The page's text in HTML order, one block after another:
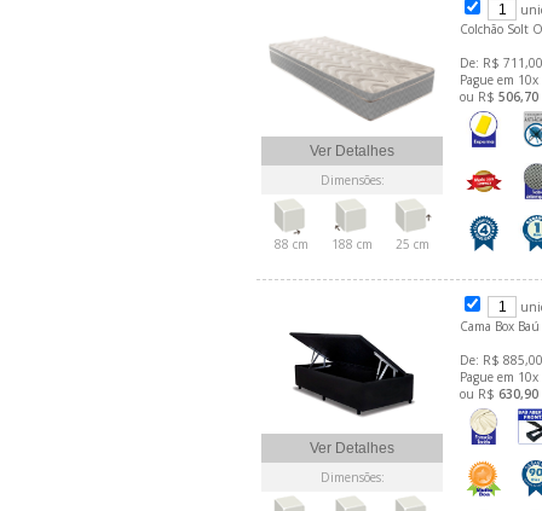
Ver Detalhes
Dimensões:
88 cm 188 cm 25 cm
Colchão Solt
De: R$
Pague em
ou R$ 506,70
Ver Detalhes
Dimensões:
Cama Box
De: R$
Pague em
ou R$ 630,90